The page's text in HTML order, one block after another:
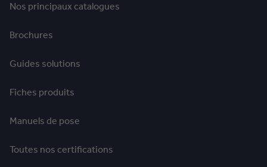
Nos principaux catalogues
Brochures
Guides solutions
Fiches produits
Manuels de pose
Toutes nos certifications